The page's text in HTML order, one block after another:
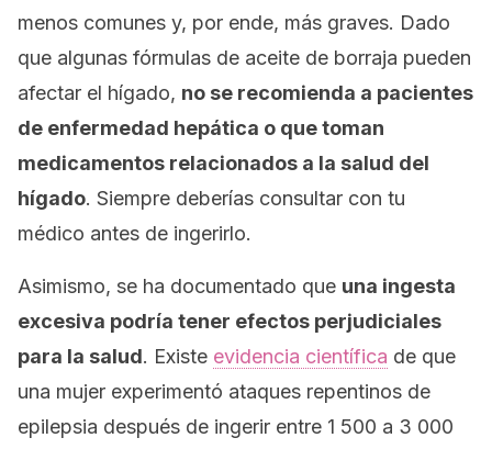
menos comunes y, por ende, más graves. Dado
que algunas fórmulas de aceite de borraja pueden
afectar el hígado, no se recomienda a pacientes
de enfermedad hepática o que toman
medicamentos relacionados a la salud del
hígado. Siempre deberías consultar con tu
médico antes de ingerirlo.
Asimismo, se ha documentado que una ingesta
excesiva podría tener efectos perjudiciales
para la salud. Existe evidencia científica de que
una mujer experimentó ataques repentinos de
epilepsia después de ingerir entre 1 500 a 3 000